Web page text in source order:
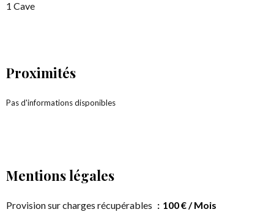
1 Cave
Proximités
Pas d'informations disponibles
Mentions légales
Provision sur charges récupérables
100 € / Mois